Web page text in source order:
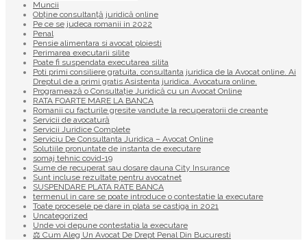
Muncii
Obține consultanță juridică online
Pe ce se judeca romanii in 2022
Penal
Pensie alimentara si avocat ploiesti
Perimarea executarii silite
Poate fi suspendata executarea silita
Poti primi consiliere gratuita, consultanta juridica de la Avocat online. Ai
Dreptul de a primi gratis Asistenta juridica. Avocatura online.
Programează o Consultație Juridică cu un Avocat Online
RATA FOARTE MARE LA BANCA
Romanii cu facturile gresite vandute la recuperatorii de creante
Servicii de avocatură
Servicii Juridice Complete
Serviciu De Consultanta Juridica – Avocat Online
Solutiile pronuntate de instanta de executare
somaj tehnic covid-19
Sume de recuperat sau dosare dauna City Insurance
Sunt incluse rezultate pentru avocatnet
SUSPENDARE PLATA RATE BANCA
termenul in care se poate introduce o contestatie la executare
Toate procesele pe dare in plata se castiga in 2021
Uncategorized
Unde voi depune contestatia la executare
⚖ Cum Aleg Un Avocat De Drept Penal Din Bucuresti